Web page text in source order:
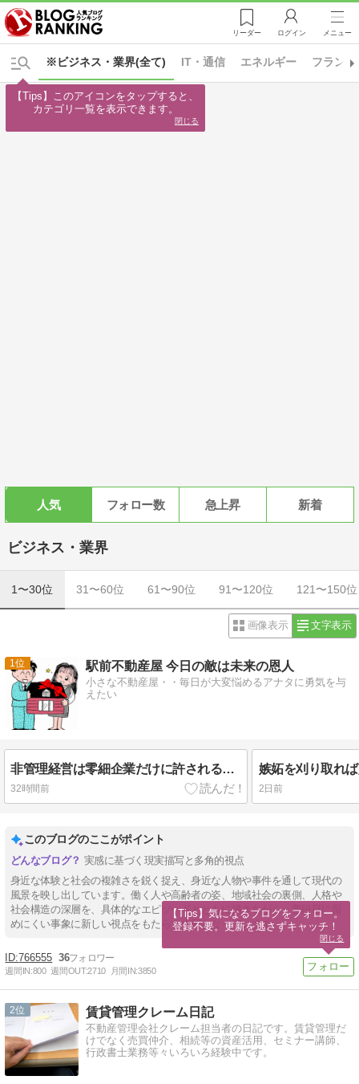
リーダー ログイン メニュー
※ビジネス・業界(全て) IT・通信 エネルギー フラン
人気 フォロー数 急上昇 新着
ビジネス・業界
1〜30位 31〜60位 61〜90位 91〜120位 121〜150位
画像表示 文字表示
1 駅前不動産屋 今日の敵は未来の恩人
小さな不動産屋・・毎日が大変悩めるアナタに勇気を与
えたい
非管理経営は零細企業だけに許される武器
32時間前
嫉妬を刈り取れ
2日前
このブログのここがポイント
実感に基づく現実描写と多角的視点
身近な体験と社会の複雑さを鋭く捉え、身近な人物や事件を通して現代の
風景を映し出しています。働く人や高齢者の姿、地域社会の裏側、人格や
社会構造の深層を、具体的なエピソードとともに描きながら、普段目に留
めにくい事象に新しい視点をもたらす内容となっています。
766555 36
週間IN:800 週間OUT:2710 月間IN:3850
2 賃貸管理クレーム日記
不動産管理会社クレーム担当者の日記です。賃貸管理だ
けでなく売買仲介、相続等の資産活用、セミナー講師、
行政書士業務等々いろいろ経験中です。
【Tips】このアイコンをタップすると、
カテゴリ一覧を表示できます。
閉じる
【Tips】気になるブログをフォロー。
登録不要。更新を逃さずキャッチ！
閉じる